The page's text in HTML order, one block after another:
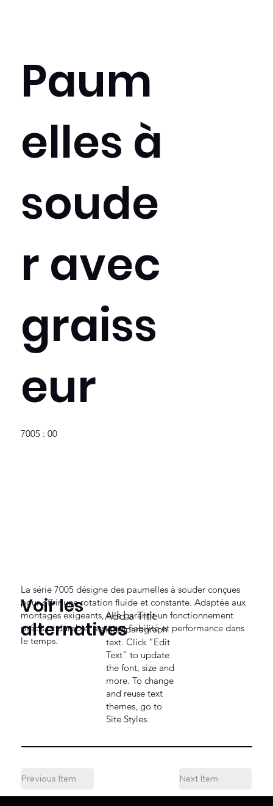
Paum
elles à
soude
r avec
graiss
eur
7005 : 00
La série 7005 désigne des paumelles à souder conçues
pour offrir une rotation fluide et constante. Adaptée aux
montages exigeants, elle garantit un fonctionnement
précis et durable, assurant fiabilité et performance dans
le temps.
Voir les
alternativesAdd paragraph
text. Click “Edit
Text” to update
the font, size and
more. To change
and reuse text
themes, go to
Site Styles.
Add a Title
Previous Item Next Item